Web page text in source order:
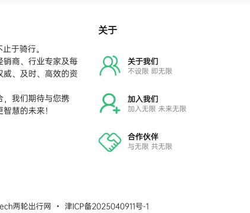
于骑行。
销商、行业专家及每
、及时、高效的资
，我们期待与您携
慧的未来！
关于
关于我们
不设限 即无限
加入我们
加入无限 未来无限
合作伙伴
与无限 共无限
两轮出行网 ・ 津ICP备2025040911号-1